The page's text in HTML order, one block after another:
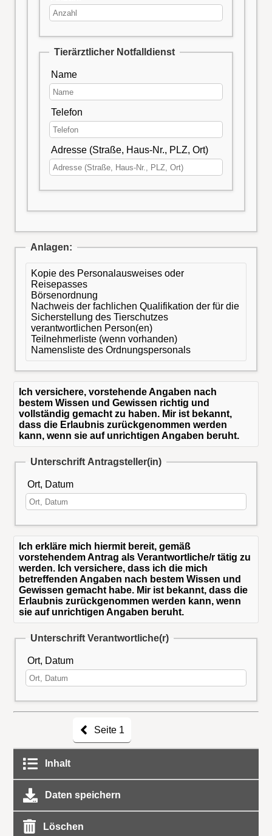
Tierärztlicher Notfalldienst
Name
Telefon
Adresse (Straße, Haus-Nr., PLZ, Ort)
Anlagen:
Kopie des Personalausweises oder
Reisepasses
Börsenordnung
Nachweis der fachlichen Qualifikation der für die
Sicherstellung des Tierschutzes
verantwortlichen Person(en)
Teilnehmerliste (wenn vorhanden)
Namensliste des Ordnungspersonals
Ich versichere, vorstehende Angaben nach
bestem Wissen und Gewissen richtig und
vollständig gemacht zu haben. Mir ist bekannt,
dass die Erlaubnis zurückgenommen werden
kann, wenn sie auf unrichtigen Angaben beruht.
Unterschrift Antragsteller(in)
Ort, Datum
Ich erkläre mich hiermit bereit, gemäß
vorstehendem Antrag als Verantwortliche/r tätig zu
werden. Ich versichere, dass ich die mich
betreffenden Angaben nach bestem Wissen und
Gewissen gemacht habe. Mir ist bekannt, dass die
Erlaubnis zurückgenommen werden kann, wenn
sie auf unrichtigen Angaben beruht.
Unterschrift Verantwortliche(r)
Ort, Datum
Seite 1
Inhalt
Daten speichern
Löschen